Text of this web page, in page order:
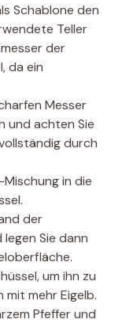
Schablone den
Teller
der
da ein
Messer
und achten Sie
durch
in die
der
Sie dann
um ihn zu
mit mehr Eigelb.
Pfeffer und